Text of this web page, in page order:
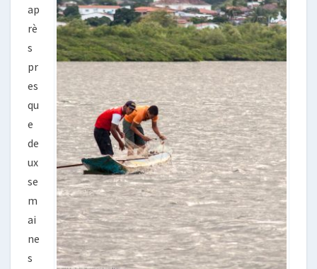
ap
rè
s
pr
es
qu
e
de
ux
se
m
ai
ne
s